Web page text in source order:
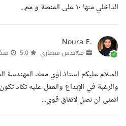
الداخلي منها ١٠ على المنصة و مم...
Noura E.
مهندس معماري
السلام عليكم استاذ لؤي معك المهندسة
والرغبة في الإبداع والعمل عليه تكاد
اتمنى ان نصل لاتفاق قوي...